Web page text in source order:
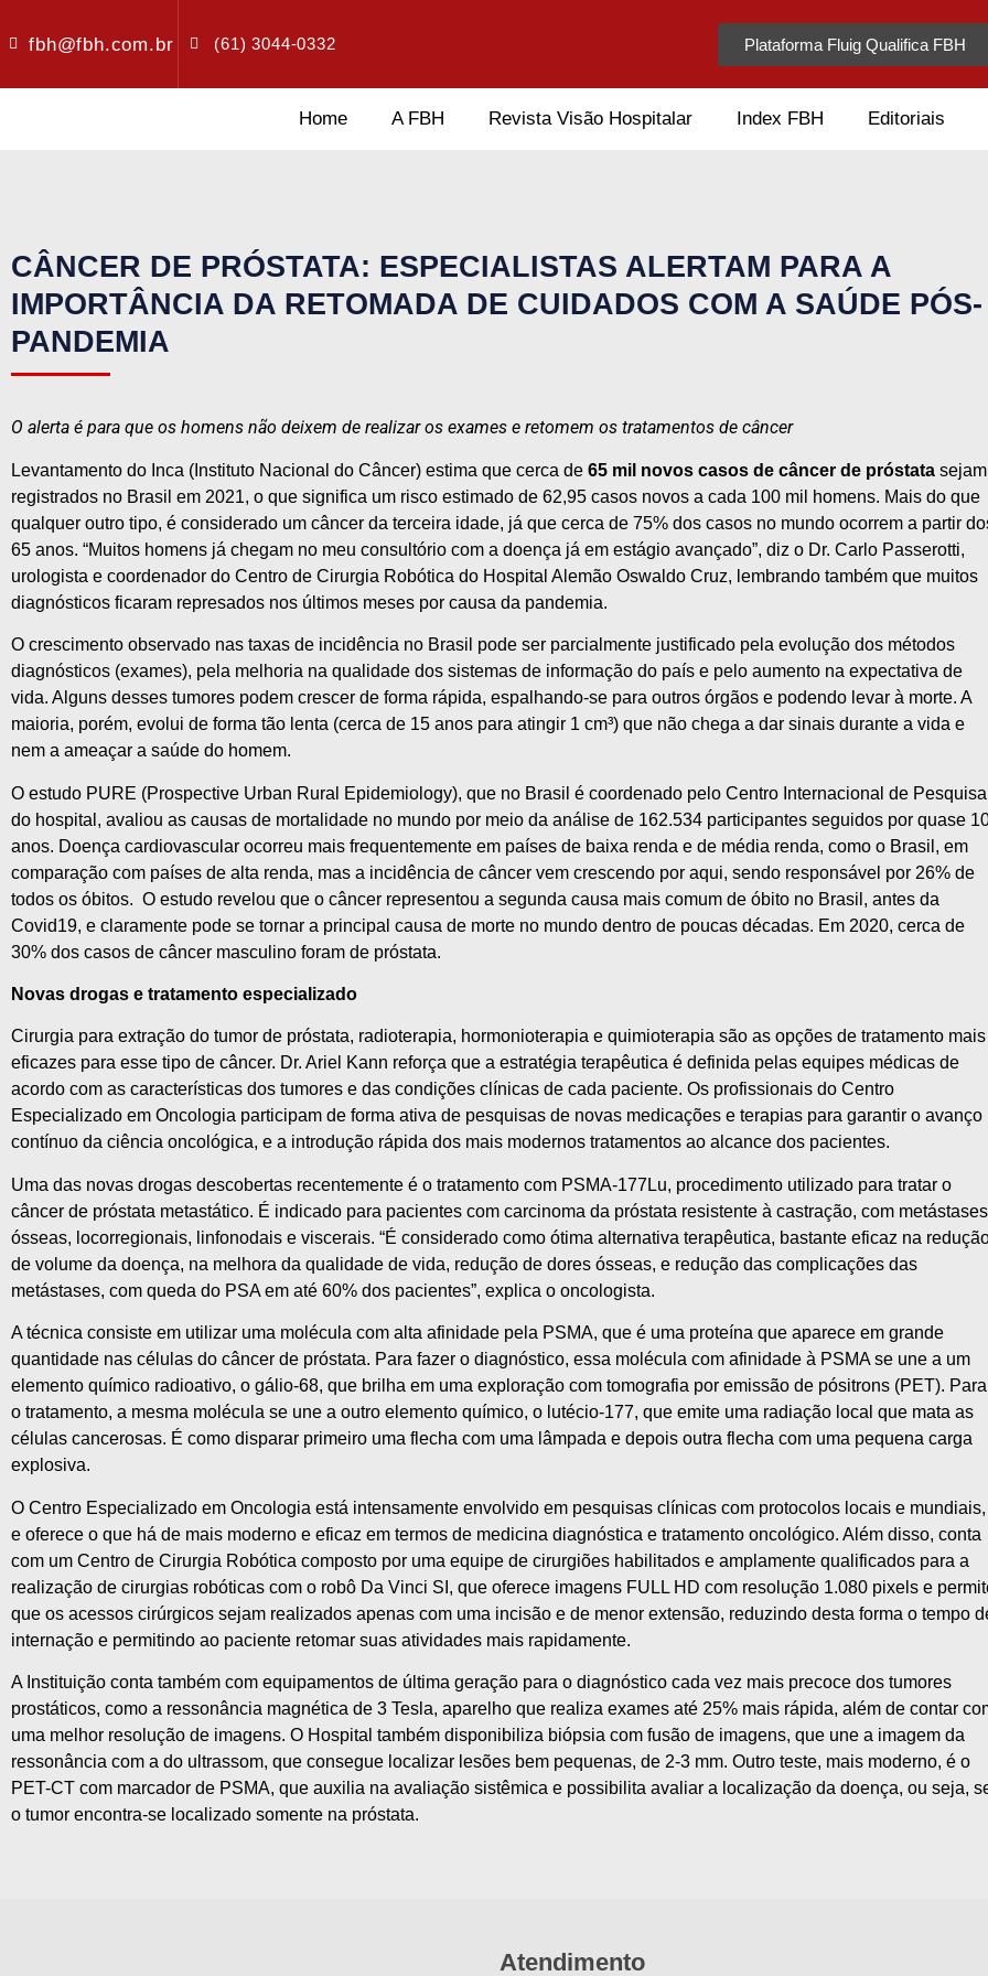
fbh@fbh.com.br (61) 3044-0332 Plataforma Fluig Qualifica FBH
Home A FBH Revista Visão Hospitalar Index FBH Editoriais
CÂNCER DE PRÓSTATA: ESPECIALISTAS ALERTAM PARA A
IMPORTÂNCIA DA RETOMADA DE CUIDADOS COM A SAÚDE PÓS-
PANDEMIA
O alerta é para que os homens não deixem de realizar os exames e retomem os tratamentos de câncer
Levantamento do Inca (Instituto Nacional do Câncer) estima que cerca de 65 mil novos casos de câncer de próstata sejam
registrados no Brasil em 2021, o que significa um risco estimado de 62,95 casos novos a cada 100 mil homens. Mais do que
qualquer outro tipo, é considerado um câncer da terceira idade, já que cerca de 75% dos casos no mundo ocorrem a partir
65 anos. “Muitos homens já chegam no meu consultório com a doença já em estágio avançado”, diz o Dr. Carlo Passerotti,
urologista e coordenador do Centro de Cirurgia Robótica do Hospital Alemão Oswaldo Cruz, lembrando também que muitos
diagnósticos ficaram represados nos últimos meses por causa da pandemia.
O crescimento observado nas taxas de incidência no Brasil pode ser parcialmente justificado pela evolução dos métodos
diagnósticos (exames), pela melhoria na qualidade dos sistemas de informação do país e pelo aumento na expectativa de
vida. Alguns desses tumores podem crescer de forma rápida, espalhando-se para outros órgãos e podendo levar à morte. A
maioria, porém, evolui de forma tão lenta (cerca de 15 anos para atingir 1 cm³) que não chega a dar sinais durante a vida e
nem a ameaçar a saúde do homem.
O estudo PURE (Prospective Urban Rural Epidemiology), que no Brasil é coordenado pelo Centro Internacional de Pesquisa
do hospital, avaliou as causas de mortalidade no mundo por meio da análise de 162.534 participantes seguidos por quase
anos. Doença cardiovascular ocorreu mais frequentemente em países de baixa renda e de média renda, como o Brasil, em
comparação com países de alta renda, mas a incidência de câncer vem crescendo por aqui, sendo responsável por 26% de
todos os óbitos. O estudo revelou que o câncer representou a segunda causa mais comum de óbito no Brasil, antes da
Covid19, e claramente pode se tornar a principal causa de morte no mundo dentro de poucas décadas. Em 2020, cerca de
30% dos casos de câncer masculino foram de próstata.
Novas drogas e tratamento especializado
Cirurgia para extração do tumor de próstata, radioterapia, hormonioterapia e quimioterapia são as opções de tratamento mais
eficazes para esse tipo de câncer. Dr. Ariel Kann reforça que a estratégia terapêutica é definida pelas equipes médicas de
acordo com as características dos tumores e das condições clínicas de cada paciente. Os profissionais do Centro
Especializado em Oncologia participam de forma ativa de pesquisas de novas medicações e terapias para garantir o avanço
contínuo da ciência oncológica, e a introdução rápida dos mais modernos tratamentos ao alcance dos pacientes.
Uma das novas drogas descobertas recentemente é o tratamento com PSMA-177Lu, procedimento utilizado para tratar o
câncer de próstata metastático. É indicado para pacientes com carcinoma da próstata resistente à castração, com metástases
ósseas, locorregionais, linfonodais e viscerais. “É considerado como ótima alternativa terapêutica, bastante eficaz na
de volume da doença, na melhora da qualidade de vida, redução de dores ósseas, e redução das complicações das
metástases, com queda do PSA em até 60% dos pacientes”, explica o oncologista.
A técnica consiste em utilizar uma molécula com alta afinidade pela PSMA, que é uma proteína que aparece em grande
quantidade nas células do câncer de próstata. Para fazer o diagnóstico, essa molécula com afinidade à PSMA se une a um
elemento químico radioativo, o gálio-68, que brilha em uma exploração com tomografia por emissão de pósitrons (PET). Para
o tratamento, a mesma molécula se une a outro elemento químico, o lutécio-177, que emite uma radiação local que mata as
células cancerosas. É como disparar primeiro uma flecha com uma lâmpada e depois outra flecha com uma pequena carga
explosiva.
O Centro Especializado em Oncologia está intensamente envolvido em pesquisas clínicas com protocolos locais e mundiais,
e oferece o que há de mais moderno e eficaz em termos de medicina diagnóstica e tratamento oncológico. Além disso, conta
com um Centro de Cirurgia Robótica composto por uma equipe de cirurgiões habilitados e amplamente qualificados para a
realização de cirurgias robóticas com o robô Da Vinci SI, que oferece imagens FULL HD com resolução 1.080 pixels e
que os acessos cirúrgicos sejam realizados apenas com uma incisão e de menor extensão, reduzindo desta forma o tempo
internação e permitindo ao paciente retomar suas atividades mais rapidamente.
A Instituição conta também com equipamentos de última geração para o diagnóstico cada vez mais precoce dos tumores
prostáticos, como a ressonância magnética de 3 Tesla, aparelho que realiza exames até 25% mais rápida, além de contar
uma melhor resolução de imagens. O Hospital também disponibiliza biópsia com fusão de imagens, que une a imagem da
ressonância com a do ultrassom, que consegue localizar lesões bem pequenas, de 2-3 mm. Outro teste, mais moderno, é o
PET-CT com marcador de PSMA, que auxilia na avaliação sistêmica e possibilita avaliar a localização da doença, ou seja,
o tumor encontra-se localizado somente na próstata.
Atendimento